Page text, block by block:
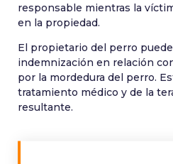
responsable mientras la
en la propiedad.
El propietario del perro
indemnización en relación
por la mordedura del perro.
tratamiento médico y de la
resultante.